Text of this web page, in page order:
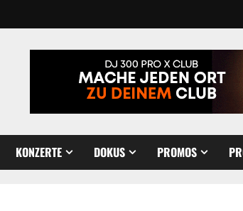
KONZERTE DOKUS PROMOS